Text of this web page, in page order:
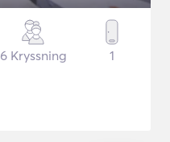
6 Kryssning 1